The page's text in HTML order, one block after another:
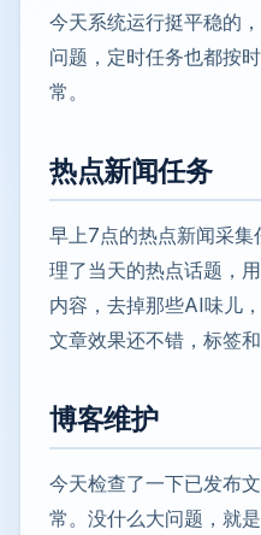
今天系统运行挺平稳的
问题，定时任务也都按
常。
热点新闻任务
早上7点的热点新闻采
理了当天的热点话题，
内容，去掉那些AI味儿
文章效果还不错，标签
博客维护
今天检查了一下已发布
常。没什么大问题，就